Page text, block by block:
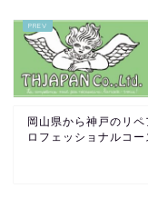
岡山県から神戸のリ
ロフェッショナルコー